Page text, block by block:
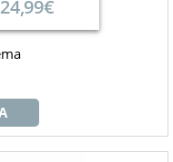
24,99€